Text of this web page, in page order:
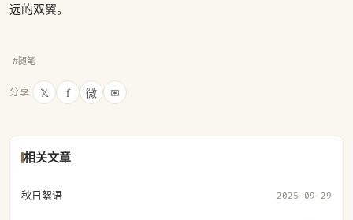
远的双翼。
#随笔
分享 𝕏 f 微 ✉
相关文章
秋日絮语 2025-09-29